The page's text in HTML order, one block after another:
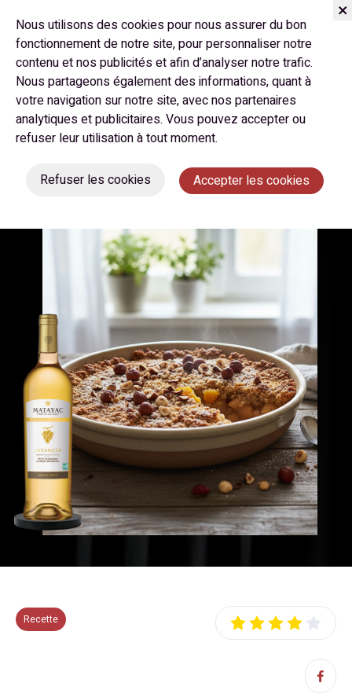
Janvier 2026
CRUMBLE AUX POMMES, À
L’ORANGE ET NOISETTES
Recette
Nous utilisons des cookies pour nous assurer du bon
fonctionnement de notre site, pour personnaliser notre
contenu et nos publicités et afin d’analyser notre trafic.
Nous partageons également des informations, quant à
votre navigation sur notre site, avec nos partenaires
analytiques et publicitaires. Vous pouvez accepter ou
refuser leur utilisation à tout moment.
Refuser les cookies Accepter les cookies